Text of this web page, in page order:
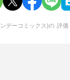
デーコミックス)の 評価